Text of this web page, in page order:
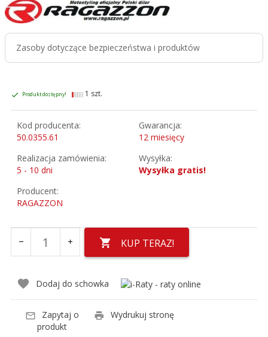
Zasoby dotyczące bezpieczeństwa i produktów
Produkt dostępny! 1 szt.
Kod producenta:
50.0355.61
Gwarancja:
12 miesięcy
Realizacja zamówienia:
5 - 10 dni
Wysyłka:
Wysyłka gratis!
Producent:
RAGAZZON
KUP TERAZ!
Dodaj do schowka
Zapytaj o
produkt
Wydrukuj stronę